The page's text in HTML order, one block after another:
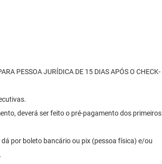
PESSOA JURÍDICA DE 15 DIAS APÓS O CHECK-
deverá ser feito o pré-pagamento dos primeiros
por boleto bancário ou pix (pessoa física) e/ou